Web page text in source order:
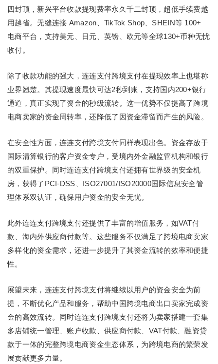
四封顶，新兴平台收款提现费率永久千二封顶，超低手续费越
用越省。无缝连接 Amazon、TikTok Shop、SHEIN等 100+
电商平台，支持美元、日元、英镑、欧元等全球130+币种无忧
收付。
除了收款功能的强大，连连支付跨境支付在提现效率上也堪称
业界翘楚。其提现速度最快可达2秒到账，支持国内200+银行
通道，真正实现了资金的秒级流转。这一优势不仅提高了跨境
电商卖家的资金周转率，还降低了因资金滞留而产生的风险。
在安全性方面，连连支付跨境支付同样表现出色。资金存放于
国际清算银行的客户资金专户，受境内外金融监管机构和银行
的双重保护。同时连连支付跨境支付还拥有世界级的安全机
房，获得了PCI-DSS、ISO27001/ISO20000国际信息安全管
理体系双认证，确保用户资金的安全无忧。
此外连连支付跨境支付还提供了丰富的增值服务，如VAT付
款、海内外供应商付款等。这些服务不仅满足了跨境电商卖家
多样化的资金需求，还进一步提升了其资金流转的效率和便捷
性。
展望未来，连连支付跨境支付将继续以用户的资金安全为前
提，不断优化产品和服务，帮助中国跨境电商出口卖家完成资
金的高效流转。同时连连支付跨境支付还将为卖家搭建一套集
多店铺统一管理、账户收款、供应商付款、VAT付款、融资贷
款于一体的完整跨境电商资金生态体系，为跨境电商的繁荣发
展贡献更多力量。